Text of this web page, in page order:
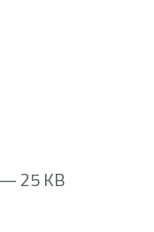
CSV —
25 KB